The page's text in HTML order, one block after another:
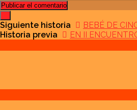
Siguiente historia
BEBÉ DE
Historia previa
EN II